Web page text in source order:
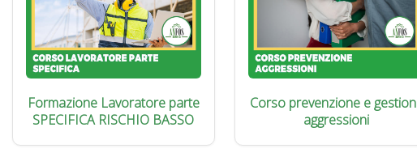
Formazione Lavoratore parte
SPECIFICA RISCHIO BASSO
Corso prevenzione e
aggressioni